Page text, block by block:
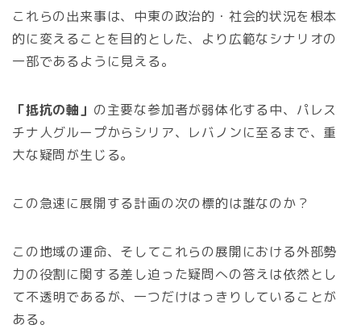
これらの出来事は、中東の政治的・社会的状況を根本
的に変えることを目的とした、より広範なシナリオの
一部であるように見える。
「抵抗の軸」 の主要な参加者が弱体化する中、パレス
チナ人グループからシリア、レバノンに至るまで、重
大な疑問が生じる。
この急速に展開する計画の次の標的は誰なのか？
この地域の運命、そしてこれらの展開における外部勢
力の役割に関する差し迫った疑問への答えは依然とし
て不透明であるが、一つだけはっきりしていることが
ある。